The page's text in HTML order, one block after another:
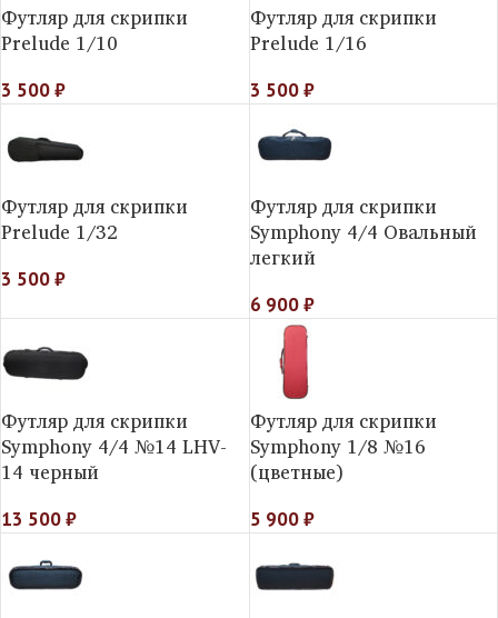
Футляр для скрипки
Prelude 1/10
3 500₽
Футляр для скрипки
Prelude 1/16
3 500₽
Футляр для скрипки
Prelude 1/32
3 500₽
Футляр для скрипки
Symphony 4/4 Овальный
легкий
6 900₽
Футляр для скрипки
Symphony 4/4 №14 LHV-
14 черный
13 500₽
Футляр для скрипки
Symphony 1/8 №16
(цветные)
5 900₽